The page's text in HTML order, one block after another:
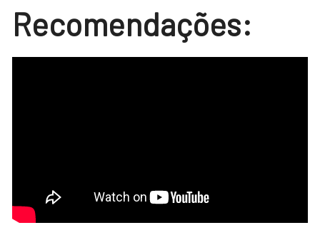
Recomendações: